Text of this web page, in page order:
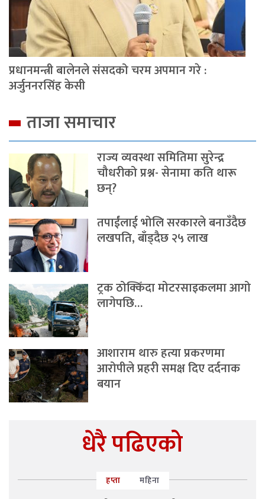
प्रधानमन्त्री बालेनले संसदको चरम अपमान गरे :
अर्जुननरसिंह केसी
ताजा समाचार
राज्य व्यवस्था समितिमा सुरेन्द्र
चौधरीको प्रश्न- सेनामा कति थारू
छन्?
तपाईंलाई भोलि सरकारले बनाउँदैछ
लखपति, बाँड्दैछ २५ लाख
ट्रक ठोक्किँदा मोटरसाइकलमा आगो
लागेपछि…
आशाराम थारु हत्या प्रकरणमा
आरोपीले प्रहरी समक्ष दिए दर्दनाक
बयान
धेरै पढिएको
हप्ता महिना